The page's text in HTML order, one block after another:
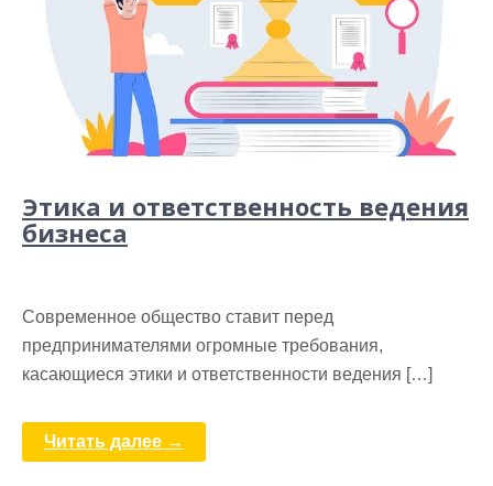
Этика и ответственность ведения
бизнеса
Современное общество ставит перед
предпринимателями огромные требования,
касающиеся этики и ответственности ведения […]
Читать далее →